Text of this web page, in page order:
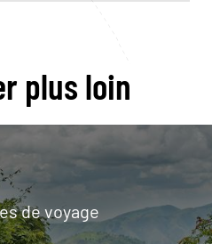
plus loin
de voyage